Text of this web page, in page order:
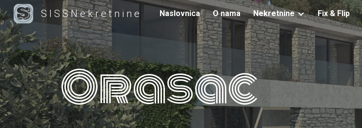
Skip to main content
S I S S N e k r e t n i n e Naslovnica O nama Nekretnine Fix & Flip
Orasac